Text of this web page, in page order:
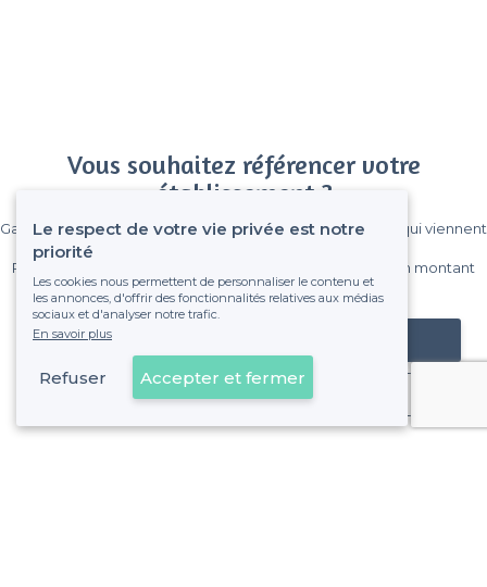
Vous souhaitez référencer votre
établissement ?
Gagnez de nombreux clients parmi le million de visiteurs qui viennent
Pas de commissions et sans engagement, vous payez un montant
fixe sans risque de voir déraper la facture.
Référencer mon établissement
Déjà client
Le respect de votre vie privée est notre
priorité
Les cookies nous permettent de personnaliser le contenu et
les annonces, d'offrir des fonctionnalités relatives aux médias
sociaux et d'analyser notre trafic.
En savoir plus
Refuser Accepter et fermer